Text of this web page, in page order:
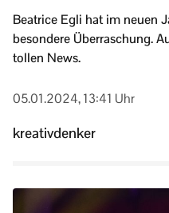
Beatrice Egli hat im neuen
besondere Überraschung.
tollen News.
05.01.2024, 13:41 Uhr
kreativdenker